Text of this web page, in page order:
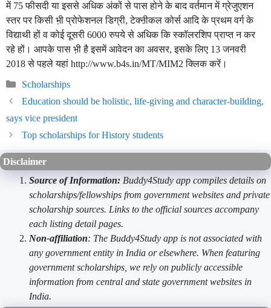
में 75 फीसदी या इससे अधिक अंकों से पास होने के बाद वर्तमान में ग्रेजुएशन
स्तर पर किसी भ़ी प्रोफेशनल डिग्री, टेक्ऩीकल कोर्स आदि के प्रथम वर्ग के
विद्याथी हों व कोई दूसरी 6000 रुपये से अधिक कि स्कॉलरशिप प्राप्त न कर
रहे हों। आपके पास भ़ी है इसमें आवेदन का अवसर, इसके लिए 13 जनवरी
2018 से पहले यहां http://www.b4s.in/MT/MIM2 क्लिक करें।
Categories
Scholarships
Education should be holistic, life-giving and character-building,
says vice president
Top scholarships for History students
Disclaimer
Source of Information: Buddy4Study app compiles details on
scholarships/fellowships from government websites and private
scholarship sources. Links to the official sources accompany
each listing detail pages.
Non-affiliation: The Buddy4Study app is not associated with
any government entity in India or elsewhere. When featuring
government scholarships, we rely on publicly accessible
information from central and state government websites in
India.